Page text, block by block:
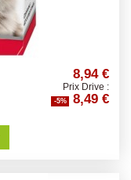
8,94 €
Prix Drive :
-5% 8,49 €